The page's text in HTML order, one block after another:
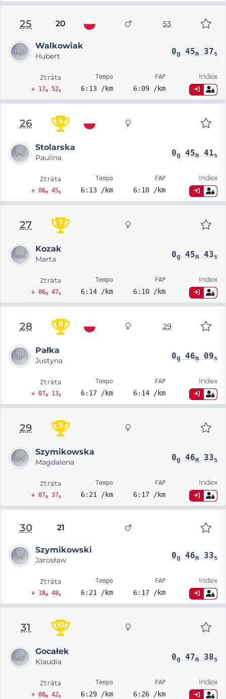
25 20 53
Walkowiak
Hubert 0g45m37s
Ztráta
+ 17m52s
Tempo
6:13 /km
FAP
6:09 /km
Index
26 6
Stolarska
Paulina 0g45m41s
Ztráta
+ 06m45s
Tempo
6:13 /km
FAP
6:10 /km
Index
27 7
Kozak
Marta 0g45m43s
Ztráta
+ 06m47s
Tempo
6:14 /km
FAP
6:10 /km
Index
28 8 29
Pałka
Justyna 0g46m09s
Ztráta
+ 07m13s
Tempo
6:17 /km
FAP
6:14 /km
Index
29 9
Szymikowska
Magdalena 0g46m33s
Ztráta
+ 07m37s
Tempo
6:21 /km
FAP
6:17 /km
Index
30 21
Szymikowski
Jarosław 0g46m33s
Ztráta
+ 18m48s
Tempo
6:21 /km
FAP
6:17 /km
Index
31 10
Gocałek
Klaudia 0g47m38s
Ztráta
+ 08m42s
Tempo
6:29 /km
FAP
6:26 /km
Index